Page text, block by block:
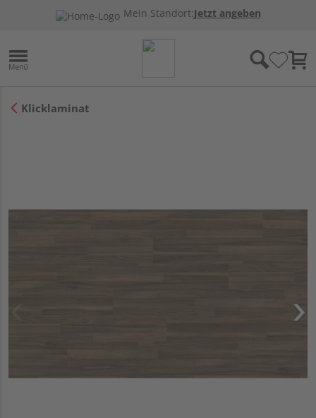
Mein Standort:Jetzt angeben
Klicklaminat